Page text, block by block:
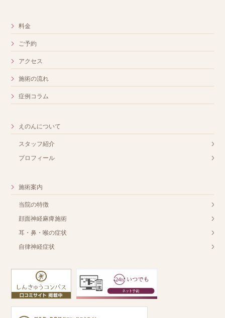
料金
ご予約
アクセス
施術の流れ
症例コラム
えのんについて
スタッフ紹介
プロフィール
施術案内
当院の特徴
顔面神経麻痺施術
耳・鼻・喉の症状
自律神経症状